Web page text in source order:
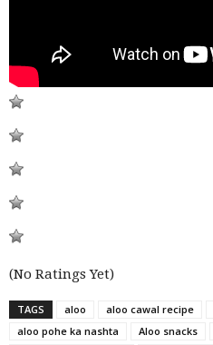
(No Ratings Yet)
TAGS aloo aloo cawal recipe
aloo pohe ka nashta
Aloo snacks